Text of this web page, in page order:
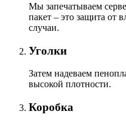
Мы запечатываем
пакет – это защита от
случаи.
Уголки
Затем надеваем
высокой плотности.
Коробка